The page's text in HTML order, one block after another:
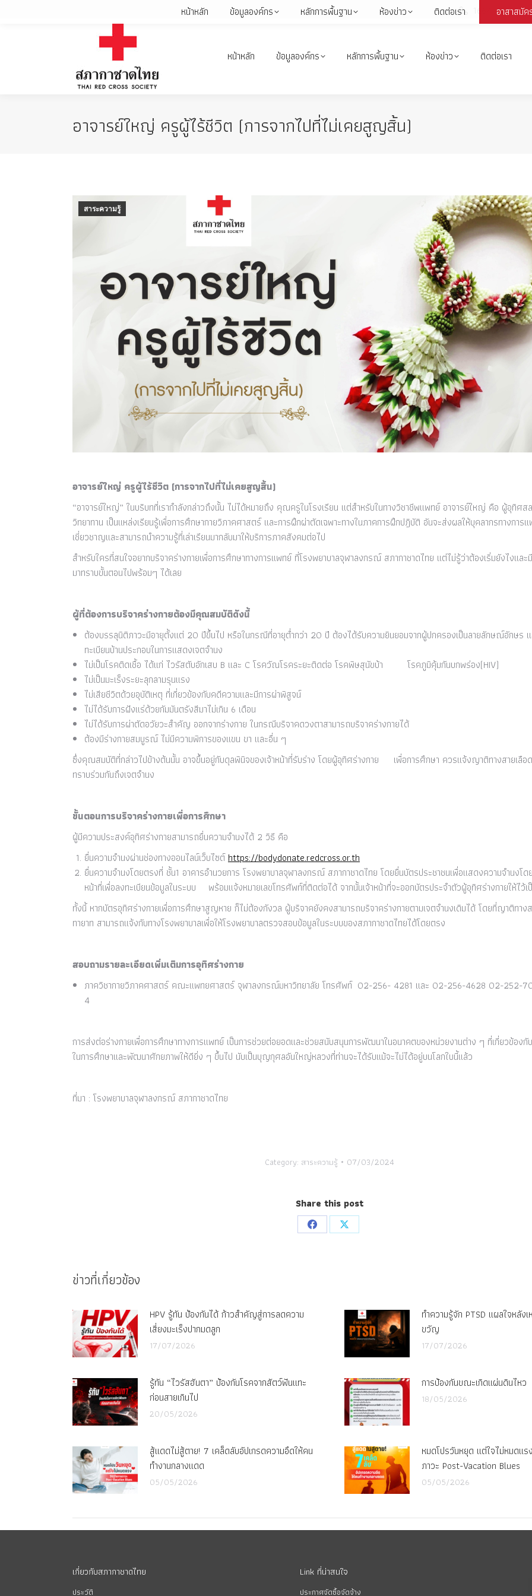
in
หน้าหลัก ข้อมูลองค์กร หลักการพื้นฐาน ห้องข่าว ติดต่อเรา
อาจารย์ใหญ่ ครูผู้ไร้ชีวิต (การจากไปที่ไม่เคยสูญสิ้น)
สาระความรู้
อาจารย์ใหญ่ ครูผู้ไร้ชีวิต (การจากไปที่ไม่เคยสูญสิ้น)
“อาจารย์ใหญ่” ในบริบทที่เรากำลังกล่าวถึงนั้น ไม่ได้หมายถึง คุณครูในโรงเรียน แต่สำหรับในทางวิชาชีพแพทย์ อาจารย์ใหญ่ คือ ผู้อุทิศสล
วิทยาทาน เป็นแหล่งเรียนรู้เพื่อการศึกษากายวิภาคศาสตร์ และการฝึกผ่าตัดเฉพาะทางในภาคการฝึกปฎิบัติ อันจะส่งผลให้บุคลากรทางการ
เชี่ยวชาญและสามารถนำความรู้ที่เล่าเรียนมากลับมาให้บริการภาคสังคมต่อไป
สำหรับใครที่สนใจอยากบริจาคร่างกายเพื่อการศึกษาทางการแพทย์ ที่โรงพยาบาลจุฬาลงกรณ์ สภากาชาดไทย แต่ไม่รู้ว่าต้องเริ่มยังไงและ
มาทราบขั้นตอนไปพร้อมๆ ได้เลย
ผู้ที่ต้องการบริจาคร่างกายต้องมีคุณสมบัติดังนี้
ต้องบรรลุนิติภาวะมีอายุตั้งแต่ 20 ปีขึ้นไป หรือในกรณีที่อายุต่ำกว่า 20 ปี ต้องได้รับความยินยอมจากผู้ปกครองเป็นลายลักษณ์อักษร แ
ทะเบียนบ้านประกอบในการแสดงเจตจำนง
ไม่เป็นโรคติดเชื้อ ได้แก่ ไวรัสตับอักเสบ B และ C โรควัณโรคระยะติดต่อ โรคพิษสุนัขบ้า โรคภูมิคุ้มกันบกพร่อง(HIV)
ไม่เป็นมะเร็งระยะลุกลามรุนแรง
ไม่เสียชีวิตด้วยอุบัติเหตุ ที่เกี่ยวข้องกับคดีความและมีการผ่าพิสูจน์
ไม่ได้รับการฝังแร่ด้วยกัมมันตรังสีมาไม่เกิน 6 เดือน
ไม่ได้รับการผ่าตัดอวัยวะสำคัญ ออกจากร่างกาย ในกรณีบริจาคดวงตาสามารถบริจาคร่างกายได้
ต้องมีร่างกายสมบูรณ์ ไม่มีความพิการของแขน ขา และอื่น ๆ
ซึ่งคุณสมบัติที่กล่าวไปข้างต้นนั้น อาจขึ้นอยู่กับดุลพินิจของเจ้าหน้าที่รับร่าง โดยผู้อุทิศร่างกาย เพื่อการศึกษา ควรแจ้งญาติทางสายเลือด
ทราบร่วมกันถึงเจตจำนง
ขั้นตอนการบริจาคร่างกายเพื่อการศึกษา
ผู้มีความประสงค์อุทิศร่างกายสามารถยื่นความจำนงได้ 2 วิธี คือ
ยื่นความจำนงผ่านช่องทางออนไลน์เว็บไซต์ https://bodydonate.redcross.or.th
ยื่นความจำนงโดยตรงที่ ชั้น1 อาคารอำนวยการ โรงพยาบาลจุฬาลงกรณ์ สภากาชาดไทย โดยยื่นบัตรประชาชนเพื่อแสดงความจำนงโด
หน้าที่เพื่อลงทะเบียนข้อมูลในระบบ พร้อมแจ้งหมายเลขโทรศัพท์ที่ติดต่อได้ จากนั้นเจ้าหน้าที่จะออกบัตรประจำตัวผู้อุทิศร่างกายให้ไว้เ
ทั้งนี้ หากบัตรอุทิศร่างกายเพื่อการศึกษาสูญหาย ก็ไม่ต้องกังวล ผู้บริจาคยังคงสามารถบริจาคร่างกายตามเจตจำนงเดิมได้ โดยที่ญาติทาง
ทายาท สามารถแจ้งกับทางโรงพยาบาลเพื่อให้โรงพยาบาลตรวจสอบข้อมูลในระบบของสภากาชาดไทยได้โดยตรง
สอบถามรายละเอียดเพิ่มเติมการอุทิศร่างกาย
ภาควิชากายวิภาคศาสตร์ คณะแพทยศาสตร์ จุฬาลงกรณ์มหาวิทยาลัย โทรศัพท์ 02-256- 4281 และ 02-256-4628 02-252-
4
การส่งต่อร่างกายเพื่อการศึกษาทางการแพทย์ เป็นการช่วยต่อยอดและช่วยสนับสนุนการพัฒนาในอนาคตของหน่วยงานต่าง ๆ ที่เกี่ยวข้องกั
ในการศึกษาและพัฒนาศักยภาพให้ดียิ่ง ๆ ขึ้นไป นับเป็นบุญกุศลอันใหญ่หลวงที่ท่านจะได้รับแม้จะไม่ได้อยู่บนโลกใบนี้แล้ว
ที่มา : โรงพยาบาลจุฬาลงกรณ์ สภากาชาดไทย
Category: สาระความรู้ 07/03/2024
Share this post
Share
Share
ข่าวที่เกี่ยวข้อง
HPV รู้ทัน ป้องกันได้ ก้าวสำคัญสู่การลดความ
เสี่ยงมะเร็งปากมดลูก
17/07/2026
ทำความรู้จัก PTSD แผลใจหลัง
ขวัญ
17/07/2026
รู้ทัน “ไวรัสฮันตา” ป้องกันโรคจากสัตว์ฟันแทะ
ก่อนสายเกินไป
20/05/2026
การป้องกันขณะเกิดแผ่นดินไหว
18/05/2026
สู้แดดไม่สู้ตาย! 7 เคล็ดลับอัปเกรดความอึดให้คน
ทำงานกลางแดด
05/05/2026
หมดโปรวันหยุด แต่ใจไม่หมดแร
ภาวะ Post-Vacation Blues
05/05/2026
เกี่ยวกับสภากาชาดไทย
ประวัติ
Link ที่น่าสนใจ
ประกาศจัดซื้อจัดจ้าง
หน้าหลัก ข้อมูลองค์กร หลักการพื้นฐาน ห้องข่าว ติดต่อเรา อาสาสมัค